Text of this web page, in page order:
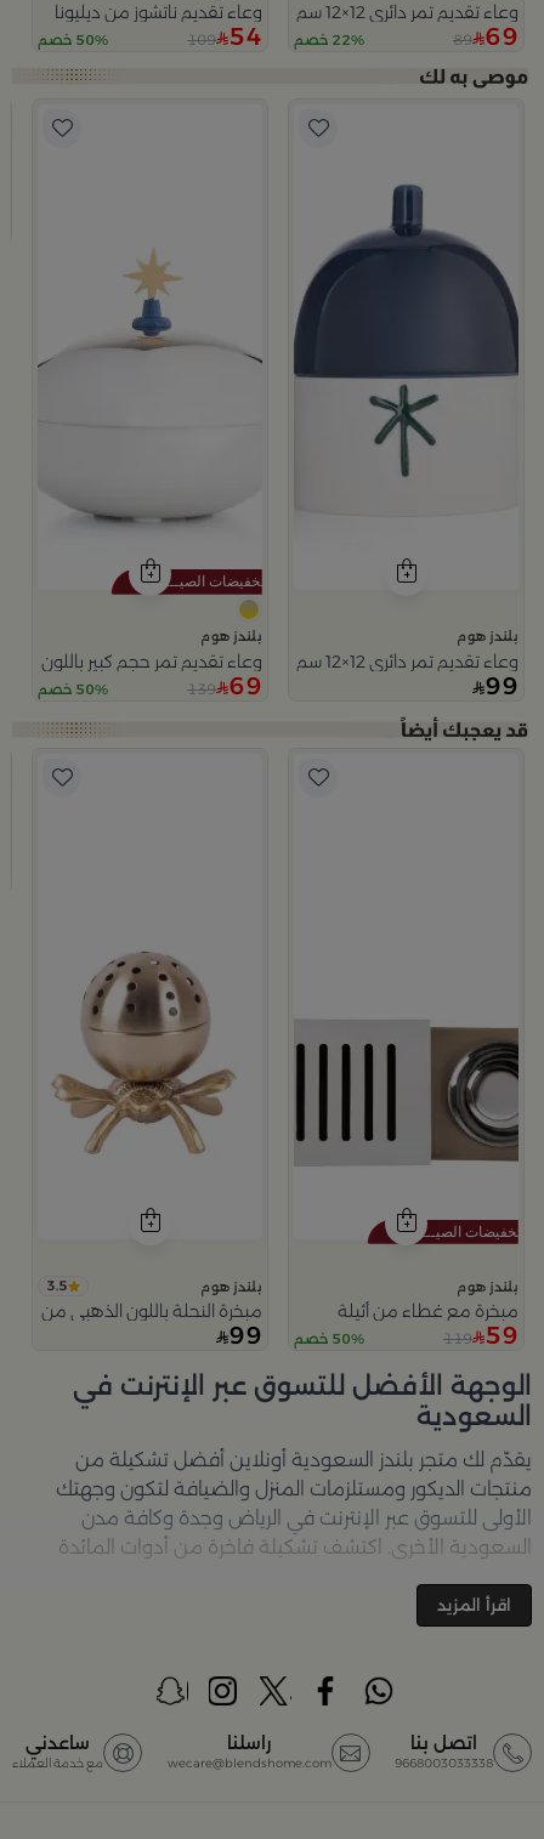
وعاء تقديم تمر دائري 12×12 سم أبيض وأزرق من الخزف الحجري بغطاء من أزوريا
69
89 22% خصم
وعاء تقديم ناتشوز من ديليونا
54
109 50% خصم
بلندز هوم
وعاء تقديم تمر دائري 12×12 سم أبيض وأزرق من الخزف الحجري بنقش نخلة من ميرلان
99
بلندز هوم
وعاء تقديم تمر حجم كبير باللون
69
139 50% خصم
بلندز هوم
مبخرة مع غطاء من أثيلة
59
119 50% خصم
بلندز هوم 3.5
مبخرة النحلة باللون الذهبي من امارا
99
الوجهة الأفضل للتسوق عبر الإنترنت في
السعودية
يقدّم لك متجر بلندز السعودية أونلاين أفضل تشكيلة من
منتجات الديكور ومستلزمات المنزل والضيافة لتكون وجهتك
الأولى للتسوق عبر الإنترنت في الرياض وجدة وكافة مدن
السعودية الأخرى. اكتشف تشكيلة فاخرة من أدوات المائدة
جمالية على كل زاوية في منزلك – كل ذلك وأكثر في مكان واحد.
تصفّحي الآن عبر الرابط:
أفضل المنتجات والتصاميم في السعودية
اقرأ المزيد
اتصل بنا
9668003033338
راسلنا
wecare@blendshome.com
ساعدني
مع خدمة العملاء